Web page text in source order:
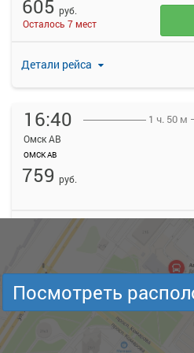
Детали рейса
605 руб.
Осталось 7 мест
16:40
Омск АВ
ОМСК АВ
1 ч. 50 м
Детали рейса
759 руб.
16:50 1 ч. 55 м
Посмотреть